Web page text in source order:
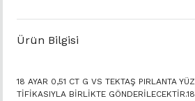
Ürün Bilgisi
18 AYAR 0,51 CT G VS TEKTAŞ PIRLANTA
TİFİKASIYLA BİRLİKTE